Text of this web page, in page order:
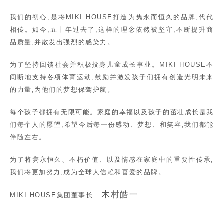
我们的初心,是将MIKI HOUSE打造为隽永而恒久的品牌,代代
相传。如今,五十年过去了,这样的理念依然被坚守,不断提升商
品质量,并散发出强烈的感染力。
为了坚持回馈社会并积极投身儿童成长事业。MIKI HOUSE不
间断地支持各项体育运动,鼓励并激发孩子们拥有创造光明未来
的力量,为他们的梦想保驾护航。
每个孩子都拥有无限可能。家庭的幸福以及孩子的茁壮成长是我
们每个人的愿望,希望今后每一份感动、梦想、和笑容,我们都能
伴随左右。
为了将隽永恒久、不朽价值、以及情感在家庭中的重要性传承,
我们将更加努力,成为全球人信赖和喜爱的品牌。
MIKI HOUSE集团董事长 木村皓一